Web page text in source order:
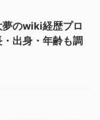
夢のwiki経歴プロ
出身・年齢も調